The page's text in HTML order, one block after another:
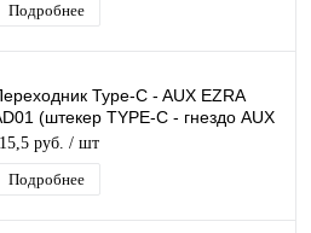
Подробнее
Type-C - AUX EZRA
(штекер TYPE-C - гнездо AUX
руб. / шт
Подробнее